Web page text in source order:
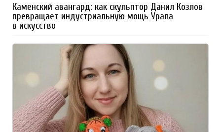
Каменский авангард: как скульптор Данил Козлов
превращает индустриальную мощь Урала
в искусство